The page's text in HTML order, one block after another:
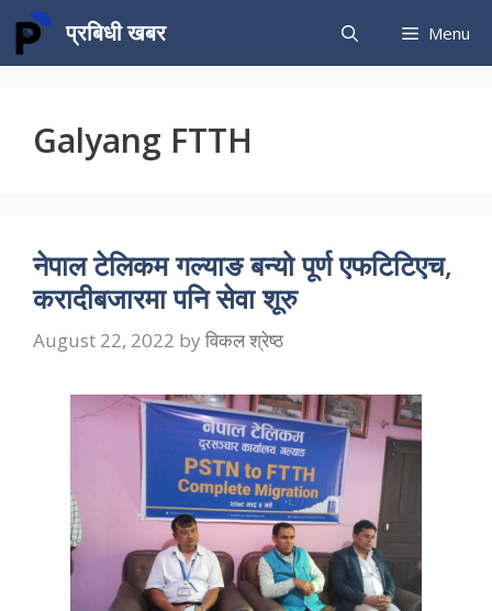
Skip
content
प्रबिधी खबर Menu
Galyang FTTH
नेपाल टेलिकम गल्याङ बन्यो पूर्ण एफटिटिएच,
करादीबजारमा पनि सेवा शूरु
August 22, 2022 by विकल श्रेष्ठ